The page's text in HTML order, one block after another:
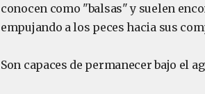
conocen como "balsas" y suelen
empujando a los peces hacia sus
Son capaces de permanecer bajo el